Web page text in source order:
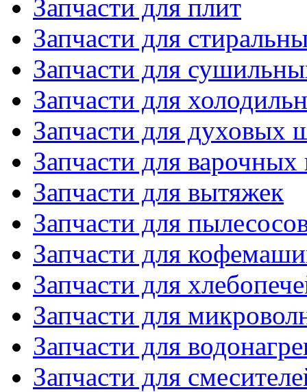
Запчасти для плит
Запчасти для
Запчасти для
Запчасти для
Запчасти для духовых
Запчасти для варочных
Запчасти для вытяжек
Запчасти для
Запчасти для
Запчасти для
Запчасти для
Запчасти для
Запчасти для